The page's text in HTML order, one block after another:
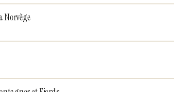
Norvège